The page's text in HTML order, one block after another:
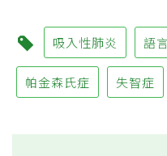
吸入性肺炎 語
帕金森氏症 失智症